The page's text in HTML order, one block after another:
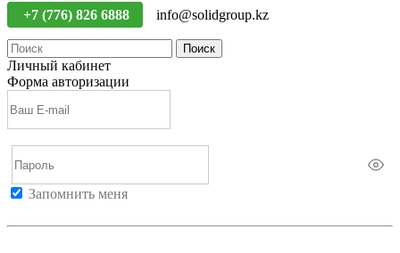
+7 (776) 826 6888 info@solidgroup.kz
Поиск
Личный кабинет
Форма авторизации
Запомнить меня